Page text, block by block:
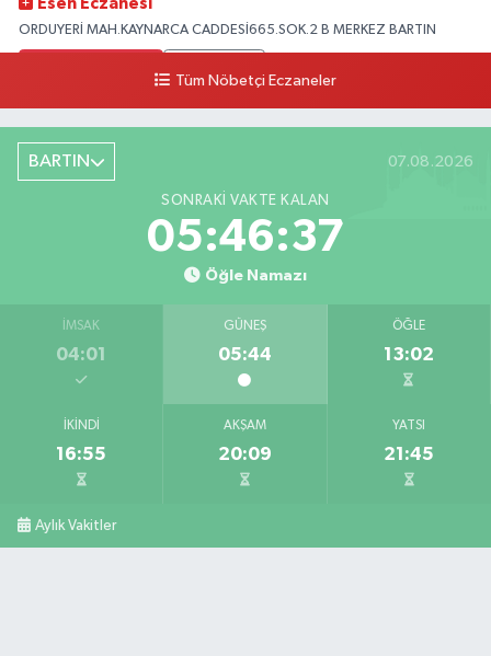
Esen Eczanesi
ORDUYERİ MAH.KAYNARCA CADDESİ665.SOK.2 B MERKEZ BARTIN
Şiremirçavuş Mahallesi, Kırıkçı Zeliha Ana Sokak No:20 8 Merkez Bartın
0 (378) 227 85 45
Tüm Nöbetçi Eczaneler
BARTIN 07.08.2026
SONRAKI VAKTE KALAN
05:46:36
Öğle Namazı
İMSAK
04:01
GÜNEŞ
05:44
ÖĞLE
13:02
İKINDI
16:55
AKŞAM
20:09
YATSI
21:45
Aylık Vakitler